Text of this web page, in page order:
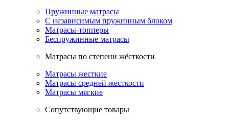
Пружинные матрасы
С независимым пружинным блоком
Матрасы-топперы
Беспружинные матрасы
Матрасы по степени жёсткости
Матрасы жесткие
Матрасы средней жесткости
Матрасы мягкие
Сопутствующие товары